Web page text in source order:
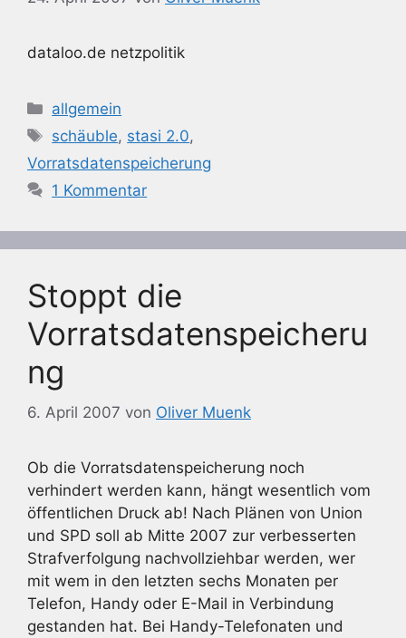
dataloo.de netzpolitik
Kategorien
allgemein
Schlagwörter
schäuble, stasi 2.0,
Vorratsdatenspeicherung
1 Kommentar
Stoppt die
Vorratsdatenspeicheru
ng
6. April 2007 von Oliver Muenk
Ob die Vorratsdatenspeicherung noch
verhindert werden kann, hängt wesentlich vom
öffentlichen Druck ab! Nach Plänen von Union
und SPD soll ab Mitte 2007 zur verbesserten
Strafverfolgung nachvollziehbar werden, wer
mit wem in den letzten sechs Monaten per
Telefon, Handy oder E-Mail in Verbindung
gestanden hat. Bei Handy-Telefonaten und